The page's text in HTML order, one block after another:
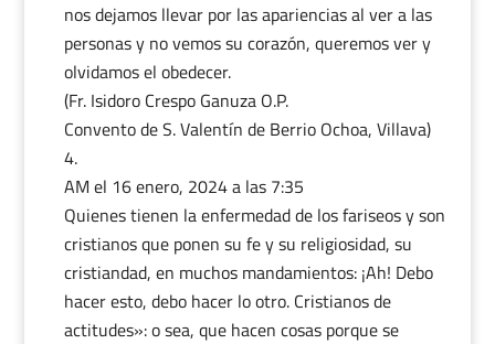
nos dejamos llevar por las apariencias al ver a las
personas y no vemos su corazón, queremos ver y
olvidamos el obedecer.
(Fr. Isidoro Crespo Ganuza O.P.
Convento de S. Valentín de Berrio Ochoa, Villava)
AM el 16 enero, 2024 a las 7:35
Quienes tienen la enfermedad de los fariseos y son
cristianos que ponen su fe y su religiosidad, su
cristiandad, en muchos mandamientos: ¡Ah! Debo
hacer esto, debo hacer lo otro. Cristianos de
actitudes»: o sea, que hacen cosas porque se